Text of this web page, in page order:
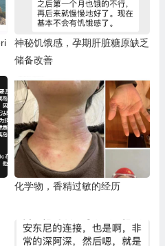
神秘饥饿感，孕期肝脏糖原缺乏
储备改善
化学物，香精过敏的经历